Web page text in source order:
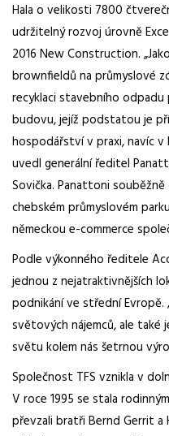
Hala o velikosti 7800
udržitelný rozvoj úrovně
2016 New Construction.
brownfieldů na průmyslové
recyklaci stavebního
budovu, jejíž podstatou je
hospodářství v praxi, navíc v
uvedl generální ředitel
Sovička. Panattoni
chebském průmyslovém
německou e-commerce
Podle výkonného ředitele
jednou z nejatraktivnějších
podnikání ve střední Evropě.
světových nájemců, ale také
světu kolem nás šetrnou
Společnost TFS vznikla v
V roce 1995 se stala
převzali bratři Bernd Gerrit a